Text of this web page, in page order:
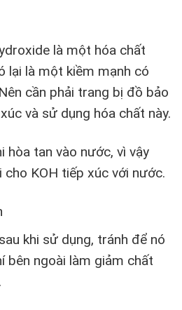
là một hóa chất
lại là một kiềm mạnh có
cần phải trang bị đồ bảo
và sử dụng hóa chất này.
hòa tan vào nước, vì vậy
cho KOH tiếp xúc với nước.
khi sử dụng, tránh để nó
bên ngoài làm giảm chất